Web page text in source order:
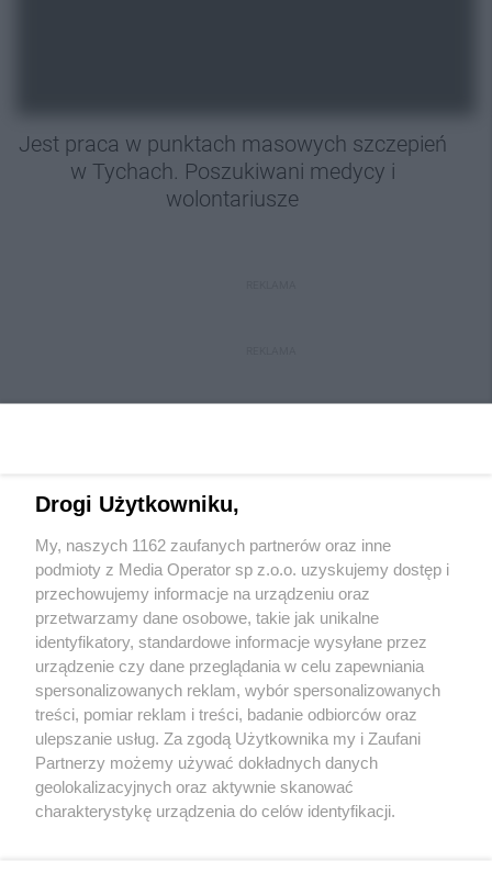
Jest praca w punktach masowych szczepień
w Tychach. Poszukiwani medycy i
wolontariusze
Wydawca mediówlokalnych
Nie zapomnij
zapoznać się z:
polityką prywatności regulamin korzystania z portali
Twojemiasto
Piekary Śląskie
Chorzów
Tarnowskie Góry
Skontakuj sięz nami
Kontakt
Wydawca
Redakcja
Drogi Użytkowniku,
My, naszych 1162 zaufanych partnerów oraz inne
podmioty z Media Operator sp z.o.o. uzyskujemy dostęp i
przechowujemy informacje na urządzeniu oraz
przetwarzamy dane osobowe, takie jak unikalne
identyfikatory, standardowe informacje wysyłane przez
urządzenie czy dane przeglądania w celu zapewniania
spersonalizowanych reklam, wybór spersonalizowanych
treści, pomiar reklam i treści, badanie odbiorców oraz
ulepszanie usług. Za zgodą Użytkownika my i Zaufani
Partnerzy możemy używać dokładnych danych
geolokalizacyjnych oraz aktywnie skanować
charakterystykę urządzenia do celów identyfikacji.